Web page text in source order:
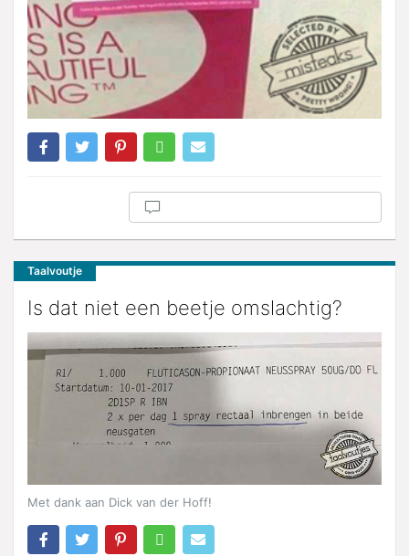
Taalvoutje
Is dat niet een beetje omslachtig?
Met dank aan Dick van der Hoff!